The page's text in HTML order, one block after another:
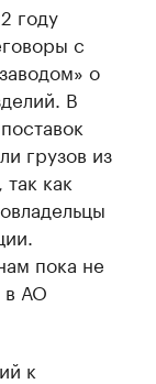
году
с
о
В
грузов из
как
пока не
в АО
к